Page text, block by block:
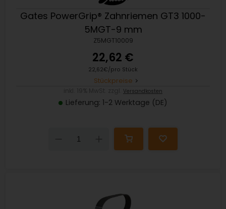
Gates PowerGrip® Zahnriemen GT3 1000-
5MGT-9 mm
Z5MGT10009
22,62 €
22,62€/pro Stück
Stückpreise
Versandkosten
Lieferung: 1-2 Werktage (DE)
Down